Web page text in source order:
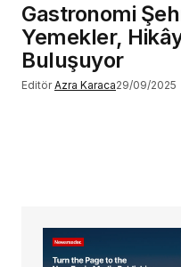
Gastronomi
Yemekler,
Buluşuyor
Editör Azra Karaca29/09/2025